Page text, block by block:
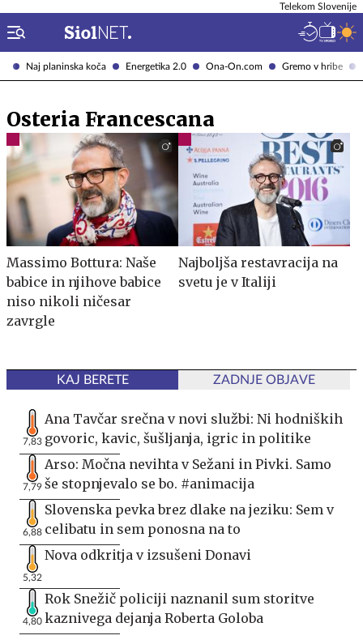
Naj planinska koča Energetika 2.0 Ona-On.com Gremo v hribe
Telekom Slovenije
Osteria Francescana
Massimo Bottura: Naše
babice in njihove babice
niso nikoli ničesar
zavrgle
Najboljša restavracija na
svetu je v Italiji
KAJ BERETE ZADNJE OBJAVE
7,83
Ana Tavčar srečna v novi službi: Ni hodniških
govoric, kavic, šušljanja, igric in politike
7,79
Arso: Močna nevihta v Sežani in Pivki. Samo
še stopnjevalo se bo. #animacija
6,88
Slovenska pevka brez dlake na jeziku: Sem v
celibatu in sem ponosna na to
5,32
Nova odkritja v izsušeni Donavi
4,80
Rok Snežič policiji naznanil sum storitve
kaznivega dejanja Roberta Goloba